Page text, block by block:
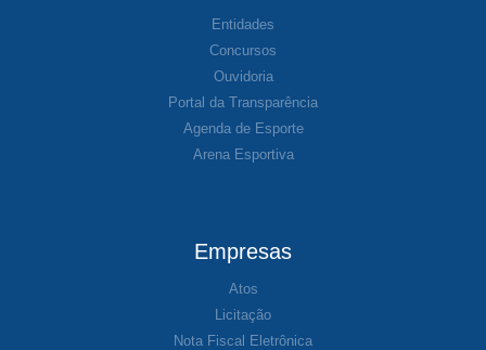
Entidades
Concursos
Ouvidoria
Portal da Transparência
Agenda de Esporte
Arena Esportiva
Empresas
Atos
Licitação
Nota Fiscal Eletrônica